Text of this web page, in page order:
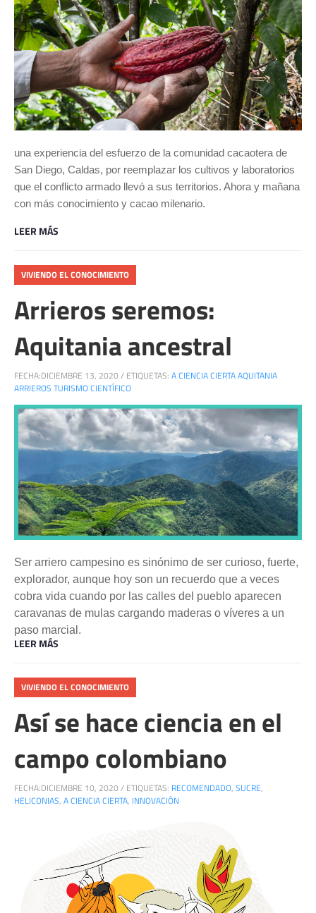
una experiencia del esfuerzo de la comunidad cacaotera de
San Diego, Caldas, por reemplazar los cultivos y laboratorios
que el conflicto armado llevó a sus territorios. Ahora y mañana
con más conocimiento y cacao milenario.
LEER MÁS
VIVIENDO EL CONOCIMIENTO
Arrieros seremos:
Aquitania ancestral
FECHA:DICIEMBRE 13, 2020 / ETIQUETAS: A CIENCIA CIERTA AQUITANIA
ARRIEROS TURISMO CIENTÍFICO
Ser arriero campesino es sinónimo de ser curioso, fuerte,
explorador, aunque hoy son un recuerdo que a veces
cobra vida cuando por las calles del pueblo aparecen
caravanas de mulas cargando maderas o víveres a un
paso marcial.
LEER MÁS
VIVIENDO EL CONOCIMIENTO
Así se hace ciencia en el
campo colombiano
FECHA:DICIEMBRE 10, 2020 / ETIQUETAS: RECOMENDADO, SUCRE,
HELICONIAS, A CIENCIA CIERTA, INNOVACIÓN